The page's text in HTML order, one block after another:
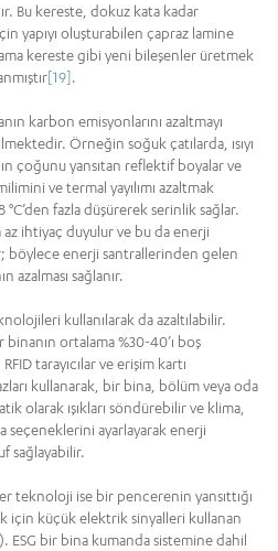
Bu kereste, dokuz kata kadar
yapıyı oluşturabilen çapraz lamine
kereste gibi yeni bileşenler üretmek
[19].
karbon emisyonlarını azaltmayı
Örneğin soğuk çatılarda, ısıyı
çoğunu yansıtan reflektif boyalar ve
ve termal yayılımı azaltmak
°C’den fazla düşürerek serinlik sağlar.
ihtiyaç duyulur ve bu da enerji
böylece enerji santrallerinden gelen
azalması sağlanır.
kullanılarak da azaltılabilir.
ortalama %30-40’ı boş
tarayıcılar ve erişim kartı
kullanarak, bir bina, bölüm veya oda
olarak ışıkları söndürebilir ve klima,
seçeneklerini ayarlayarak enerji
sağlayabilir.
teknoloji ise bir pencerenin yansıttığı
için küçük elektrik sinyalleri kullanan
ESG bir bina kumanda sistemine dahil